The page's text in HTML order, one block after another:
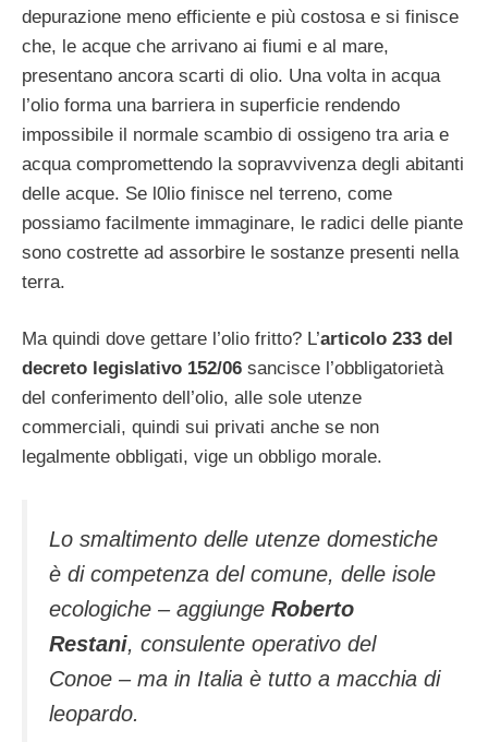
depurazione meno efficiente e più costosa e si finisce
che, le acque che arrivano ai fiumi e al mare,
presentano ancora scarti di olio. Una volta in acqua
l’olio forma una barriera in superficie rendendo
impossibile il normale scambio di ossigeno tra aria e
acqua compromettendo la sopravvivenza degli abitanti
delle acque. Se l0lio finisce nel terreno, come
possiamo facilmente immaginare, le radici delle piante
sono costrette ad assorbire le sostanze presenti nella
terra.
Ma quindi dove gettare l’olio fritto? L’articolo 233 del
decreto legislativo 152/06 sancisce l’obbligatorietà
del conferimento dell’olio, alle sole utenze
commerciali, quindi sui privati anche se non
legalmente obbligati, vige un obbligo morale.
Lo smaltimento delle utenze domestiche
è di competenza del comune, delle isole
ecologiche – aggiunge Roberto
Restani, consulente operativo del
Conoe – ma in Italia è tutto a macchia di
leopardo.